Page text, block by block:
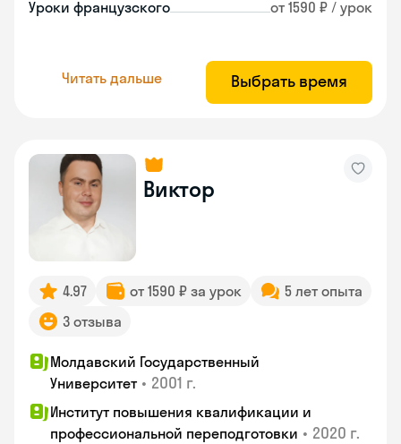
Уроки французского от 1590 ₽ / урок
Читать дальше Выбрать время
Виктор
4.97 от 1590 ₽ за урок
5 лет опыта
3 отзыва
Молдавский Государственный
Университет • 2001 г.
Институт повышения квалификации и
профессиональной переподготовки • 2020 г.